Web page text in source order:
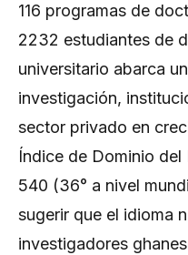
116 programas de
2232 estudiantes de
universitario abarca
investigación,
sector privado en
Índice de Dominio del
540 (36° a nivel
sugerir que el idioma
investigadores